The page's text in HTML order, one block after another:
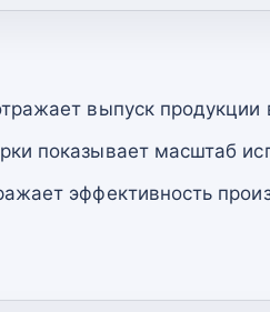
выпуск
показывает масштаб
эффективность